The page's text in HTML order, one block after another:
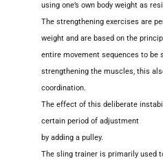
using one’s own body weight as
The strengthening exercises are
weight and are based on the
entire movement sequences to be
strengthening the muscles, this
coordination.
The effect of this deliberate
certain period of adjustment
by adding a pulley.
The sling trainer is primarily used